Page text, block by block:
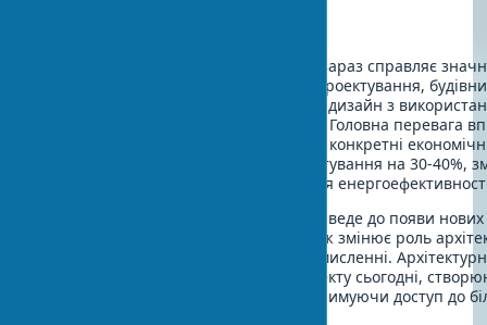
Штучний інтелект в архітектурі вже зараз справляє
галузь, революціонізуючи процеси проектування,
експлуатації будівель. Архітектурний дизайн з
стандартом для передових компаній. Головна перевага
це не просто оптимізація процесів, а конкретні
вигоди: скорочення витрат на проектування на 30-40%,
будівництва на 15-20% та підвищення
Цифрова трансформація архітектури веде до появи
ефективних та сталих рішень, а також змінює роль
увагу на творчому та стратегічному мисленні.
освоюють технології штучного інтелекту сьогодні,
перевагу на ринку проектування, отримуючи доступ до